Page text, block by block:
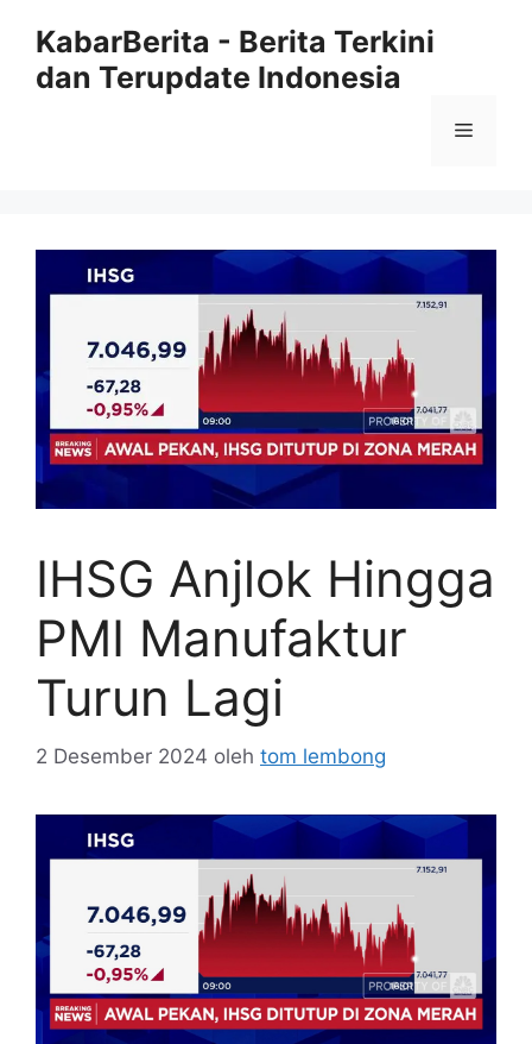
KabarBerita - Berita Terkini
dan Terupdate Indonesia
Menu
IHSG Anjlok Hingga
PMI Manufaktur
Turun Lagi
2 Desember 2024 oleh tom lembong